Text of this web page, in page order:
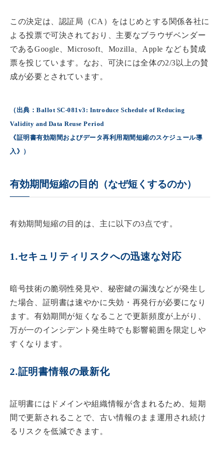
この決定は、認証局（CA）をはじめとする関係各社に
よる投票で可決されており、主要なブラウザベンダー
であるGoogle、Microsoft、Mozilla、Apple なども賛成
票を投じています。なお、可決には全体の2/3以上の賛
成が必要とされています。
（出典：Ballot SC-081v3: Introduce Schedule of Reducing
Validity and Data Reuse Period
《証明書有効期間およびデータ再利用期間短縮のスケジュール導
入》）
有効期間短縮の目的（なぜ短くするのか）
有効期間短縮の目的は、主に以下の3点です。
1.セキュリティリスクへの迅速な対応
暗号技術の脆弱性発見や、秘密鍵の漏洩などが発生し
た場合、証明書は速やかに失効・再発行が必要になり
ます。有効期間が短くなることで更新頻度が上がり、
万が一のインシデント発生時でも影響範囲を限定しや
すくなります。
2.証明書情報の最新化
証明書にはドメインや組織情報が含まれるため、短期
間で更新されることで、古い情報のまま運用され続け
るリスクを低減できます。